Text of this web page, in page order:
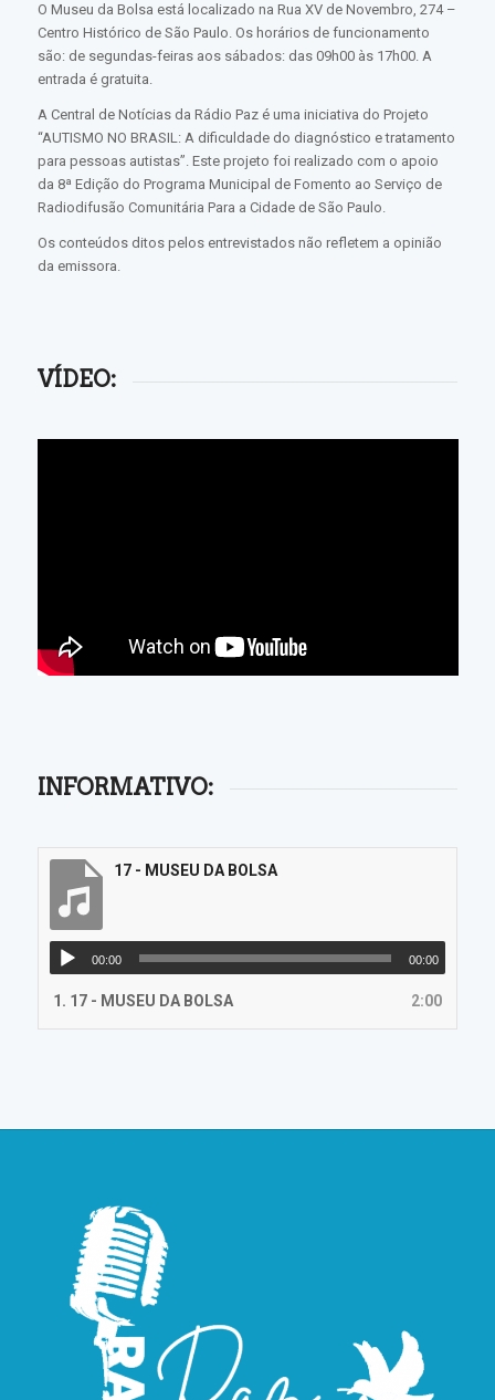
O Museu da Bolsa está localizado na Rua XV de Novembro, 274 –
Centro Histórico de São Paulo. Os horários de funcionamento
são: de segundas-feiras aos sábados: das 09h00 às 17h00. A
entrada é gratuita.
A Central de Notícias da Rádio Paz é uma iniciativa do Projeto
“AUTISMO NO BRASIL: A dificuldade do diagnóstico e tratamento
para pessoas autistas”. Este projeto foi realizado com o apoio
da 8ª Edição do Programa Municipal de Fomento ao Serviço de
Radiodifusão Comunitária Para a Cidade de São Paulo.
Os conteúdos ditos pelos entrevistados não refletem a opinião
da emissora.
VÍDEO:
INFORMATIVO:
17 - MUSEU DA BOLSA
00:00 00:00
1. 17 - MUSEU DA BOLSA 2:00